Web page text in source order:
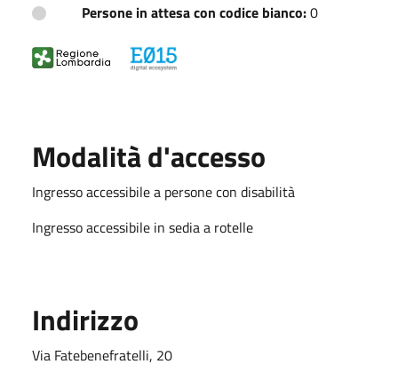
Persone in attesa con codice bianco:0
Modalità d'accesso
Ingresso accessibile a persone con disabilità
Ingresso accessibile in sedia a rotelle
Indirizzo
Via Fatebenefratelli, 20